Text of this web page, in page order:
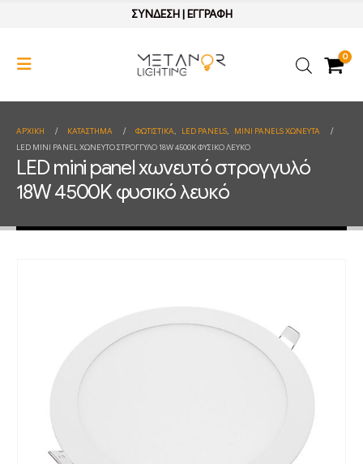
ΣΥΝΔΕΣΗ| ΕΓΓΡΑΦΗ
0
ΑΡΧΙΚΉ ΚΑΤΆΣΤΗΜΑ ΦΩΤΙΣΤΙΚΑ, LED PANELS,
MINI PANELS ΧΩΝΕΥΤΑ
LED MINI PANEL ΧΩΝΕΥΤΌ ΣΤΡΟΓΓΥΛΌ 18W 4500K ΦΥΣΙΚΌ ΛΕΥΚΌ
LED mini panel χωνευτό στρογγυλό
18W 4500K φυσικό λευκό